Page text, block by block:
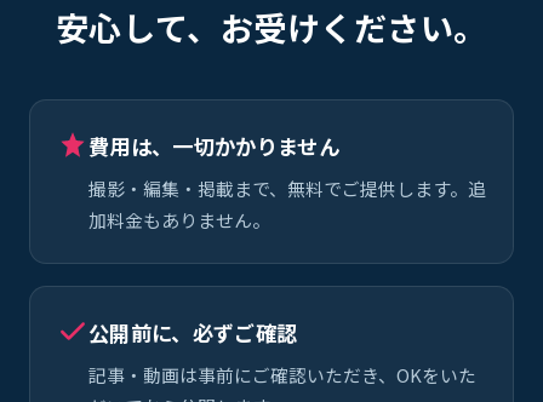
安心して、お受けください。
費用は、一切かかりません
撮影・編集・掲載まで、無料でご提供します。追
加料金もありません。
公開前に、必ずご確認
記事・動画は事前にご確認いただき、OKをいた